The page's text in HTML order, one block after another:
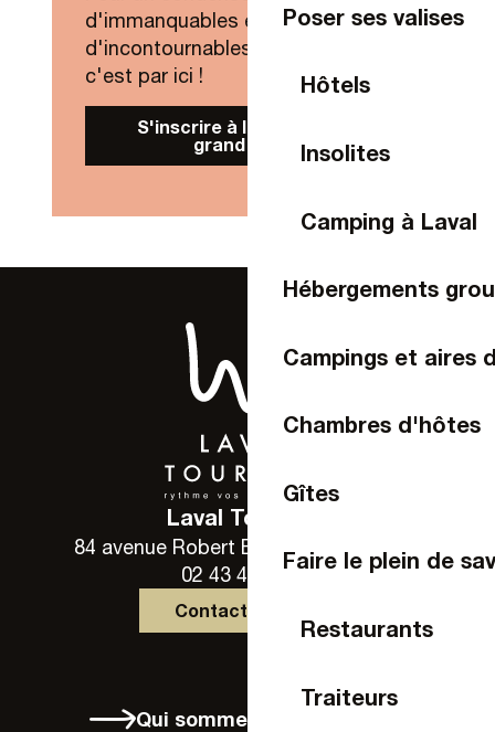
Poser ses valises
Hôtels
Insolites
Camping à Laval
Hébergements
Campings et aires
Chambres d'hôtes
Gîtes
Faire le plein de
Restaurants
Traiteurs
d'immanquables et
d'incontournables de Laval Agglo,
c'est par ici !
S'inscrire à la Newsletter
grand public
Laval Tourisme
84 avenue Robert Buron - 53000 Laval
02 43 49 46 46
Contactez-nous
Qui sommes-nous ?